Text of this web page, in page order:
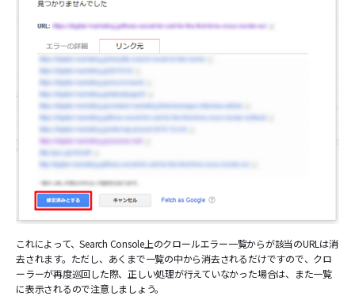
これによって、Search Console上のクロールエラー一覧からが該当のURLは消
去されます。ただし、あくまで一覧の中から消去されるだけですので、クロ
ーラーが再度巡回した際、正しい処理が行えていなかった場合は、また一覧
に表示されるので注意しましょう。